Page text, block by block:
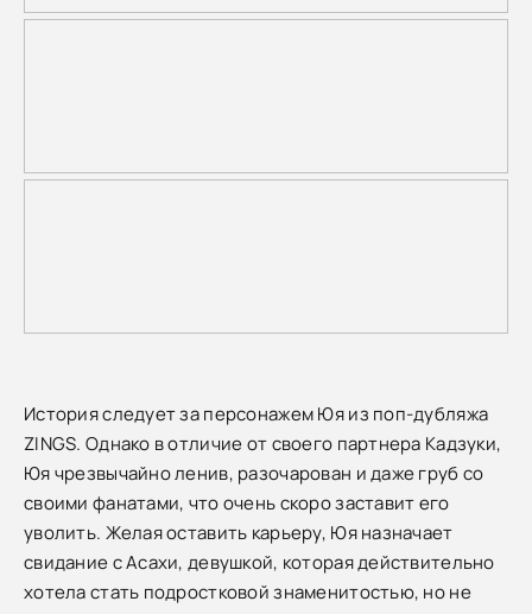
История следует за персонажем Юя из поп-дубляжа
ZINGS. Однако в отличие от своего партнера Кадзуки,
Юя чрезвычайно ленив, разочарован и даже груб со
своими фанатами, что очень скоро заставит его
уволить. Желая оставить карьеру, Юя назначает
свидание с Асахи, девушкой, которая действительно
хотела стать подростковой знаменитостью, но не